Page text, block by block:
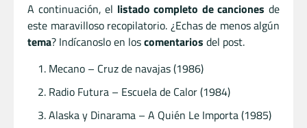
A continuación, el listado completo de canciones de
este maravilloso recopilatorio. ¿Echas de menos algún
tema? Indícanoslo en loscomentarios del post.
Mecano – Cruz de navajas (1986)
Radio Futura – Escuela de Calor (1984)
Alaska y Dinarama – A Quién Le Importa (1985)